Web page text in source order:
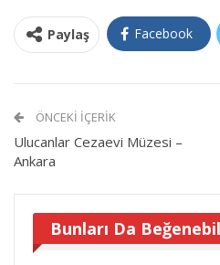
Paylaş Facebook
ÖNCEKI İÇERIK
Ulucanlar Cezaevi Müzesi –
Ankara
Bunları Da